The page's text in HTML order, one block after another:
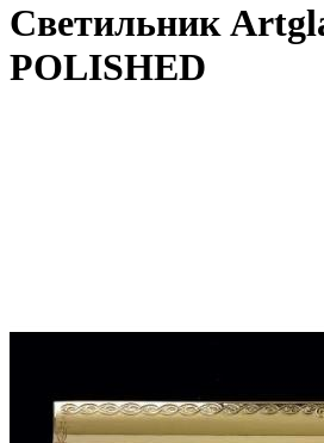
Светильник
POLISHED